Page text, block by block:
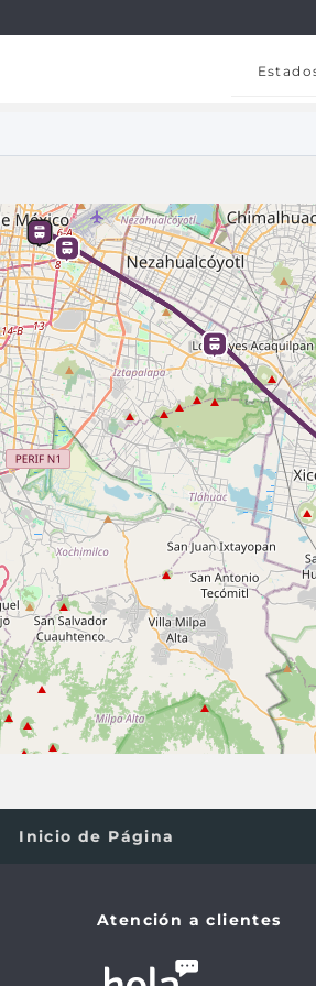
Inicio de Página
Atención a clientes